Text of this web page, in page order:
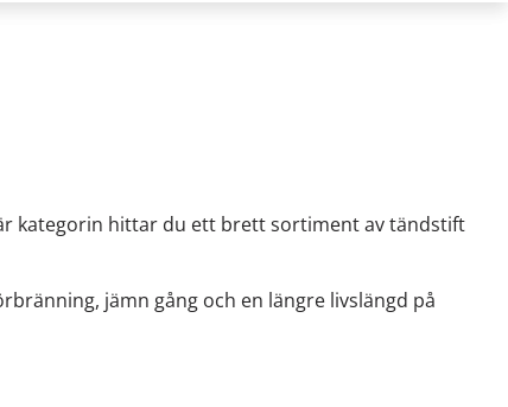
kategorin hittar du ett brett sortiment av tändstift
jämn gång och en längre livslängd på